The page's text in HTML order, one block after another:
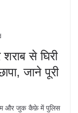
से घिरी
जाने पूरी
और जुक कैफ़े में पुलिस